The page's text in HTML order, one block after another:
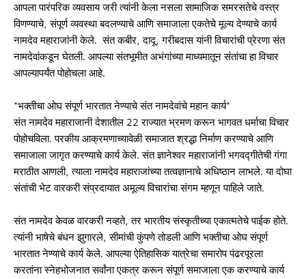
आपला पारंपरिक व्यवसाय जरी त्यांनी केला नसला सामाजिक समरसतेचे वस्त्र
विणण्याचे, संपूर्ण व्यवस्था बदलण्याचे आणि समाजाला एकतेचे मूल्य देण्याचे कार्य
नामदेव महाराजांनी केले. संत कबीर, दादू, गरीबदास यांनी विचारांची प्रेरणा संत
नामदेवांकडून घेतली. आपल्या संतभूमीत अभंगांच्या माध्यमातून संतांचा हा विचार
आपल्यापर्यंत पोहोचला आहे.
*भक्तीचा ओघ संपूर्ण भारतात नेण्याचे संत नामदेवांचे महान कार्य*
संत नामदेव महाराजानी देशातील 22 राज्यात भ्रमण करून भागवत धर्माचा विचार
पोहोचविला. परकीय आक्रमणाच्यावेळी समाजात श्रद्धा निर्माण करण्याचे आणि
समाजाला जागृत करण्याचे कार्य केले. संत ज्ञानेश्वर महाराजांनी भगवद्गीतेची गंगा
मराठीत आणली, त्याला नामदेव महाराजांच्या तत्वज्ञानाचे अधिष्ठान लाभले. या दोघा
संतांची भेट वारकरी संप्रदायात अमूल्य विचारांचा संगम म्हणून पाहिले जाते.
संत नामदेव केवळ वारकरी नव्हते, तर भारतीय संस्कृतीच्या एकात्मतेचे पाईक होते.
त्यांनी भाषेचे बंधन झुगारले, सीमांची कुंपणे तोडली आणि भक्तीचा ओघ संपूर्ण
भारतात नेण्याचे कार्य केले. आपल्या ऐतिहासिक यात्रेचा समारोप पंढरपूरला
करतांना स्नेहभोजनात सर्वांना एकत्र करून संपूर्ण समाजाला एक करण्याचे कार्य